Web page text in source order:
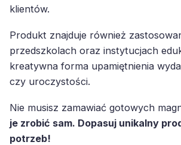
klientów.
Produkt znajduje również
przedszkolach oraz instytucjach
kreatywna forma upamiętnienia
czy uroczystości.
Nie musisz zamawiać gotowych
je zrobić sam. Dopasuj unikalny
potrzeb!